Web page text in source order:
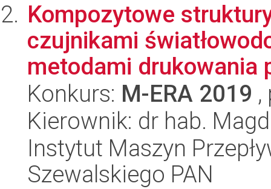
Kompozytowe
czujnikami
metodami drukowania
Konkurs: M-ERA 2019 ,
Kierownik: dr hab.
Instytut Maszyn
Szewalskiego PAN